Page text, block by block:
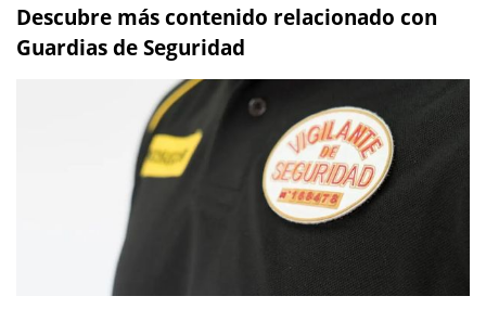
Descubre más contenido relacionado con
Guardias de Seguridad